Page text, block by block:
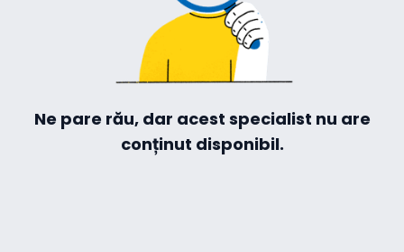
Ne pare rău, dar acest specialist nu are
conținut disponibil.